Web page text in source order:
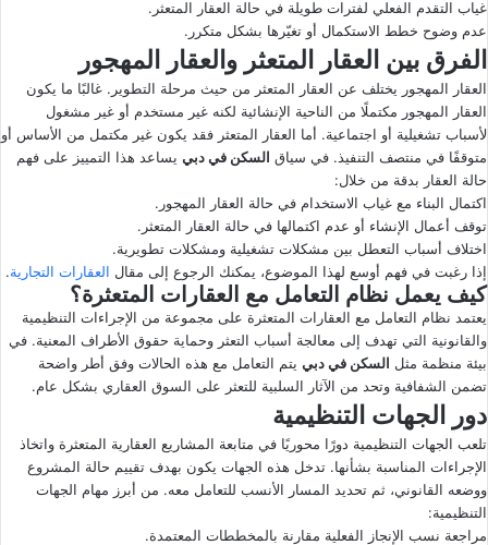
غياب التقدم الفعلي لفترات طويلة في حالة العقار المتعثر.
عدم وضوح خطط الاستكمال أو تغيّرها بشكل متكرر.
الفرق بين العقار المتعثر والعقار المهجور
العقار المهجور يختلف عن العقار المتعثر من حيث مرحلة التطوير. غالبًا ما يكون
العقار المهجور مكتملًا من الناحية الإنشائية لكنه غير مستخدم أو غير مشغول
لأسباب تشغيلية أو اجتماعية. أما العقار المتعثر فقد يكون غير مكتمل من الأساس أو
متوقفًا في منتصف التنفيذ. في سياق السكن في دبي يساعد هذا التمييز على فهم
حالة العقار بدقة من خلال:
اكتمال البناء مع غياب الاستخدام في حالة العقار المهجور.
توقف أعمال الإنشاء أو عدم اكتمالها في حالة العقار المتعثر.
اختلاف أسباب التعطل بين مشكلات تشغيلية ومشكلات تطويرية.
إذا رغبت في فهم أوسع لهذا الموضوع، يمكنك الرجوع إلى مقال العقارات التجارية.
كيف يعمل نظام التعامل مع العقارات المتعثرة؟
يعتمد نظام التعامل مع العقارات المتعثرة على مجموعة من الإجراءات التنظيمية
والقانونية التي تهدف إلى معالجة أسباب التعثر وحماية حقوق الأطراف المعنية. في
بيئة منظمة مثل السكن في دبي يتم التعامل مع هذه الحالات وفق أطر واضحة
تضمن الشفافية وتحد من الآثار السلبية للتعثر على السوق العقاري بشكل عام.
دور الجهات التنظيمية
تلعب الجهات التنظيمية دورًا محوريًا في متابعة المشاريع العقارية المتعثرة واتخاذ
الإجراءات المناسبة بشأنها. تدخل هذه الجهات يكون بهدف تقييم حالة المشروع
ووضعه القانوني، ثم تحديد المسار الأنسب للتعامل معه. من أبرز مهام الجهات
التنظيمية:
مراجعة نسب الإنجاز الفعلية مقارنة بالمخططات المعتمدة.